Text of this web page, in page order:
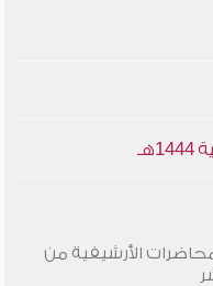
الأرشيفية من